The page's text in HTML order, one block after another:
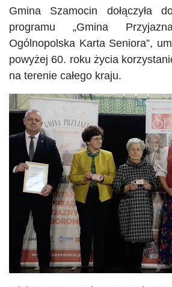
Gmina Szamocin dołączyła
programu „Gmina
Ogólnopolska Karta Seniora”,
powyżej 60. roku życia
na terenie całego kraju.